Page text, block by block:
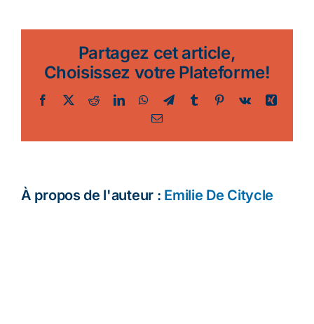
AvignonPartagez cet article,
Choisissez votre Plateforme!
Facebook
TwitterRedditLinkedInWhatsApp
TelegramTumblr Pinterest
Vk
Xing
Email
À propos de l'auteur : Emilie De Citycle